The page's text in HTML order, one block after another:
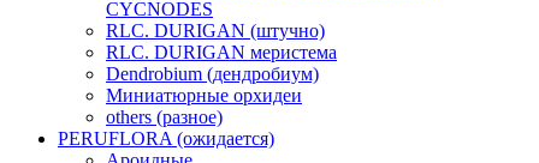
CYCNODES
RLC. DURIGAN (штучно)
RLC. DURIGAN меристема
Dendrobium (дендробиум)
Миниатюрные орхидеи
others (разное)
PERUFLORA (ожидается)